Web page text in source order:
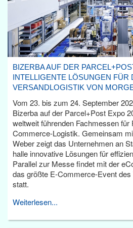
BIZERBA AUF DER
INTELLIGENTE LÖSUNGEN FÜR
VERSANDLOGISTIK VON
Vom 23. bis zum 24. September
Bizerba auf der Parcel+Post Expo
weltweit führenden Fachmessen
Commerce-Logistik. Gemeinsam
Weber zeigt das Unternehmen an
halle innovative Lösungen für
Parallel zur Messe findet mit der
das größte E-Commerce-Event des
statt.
Weiterlesen...